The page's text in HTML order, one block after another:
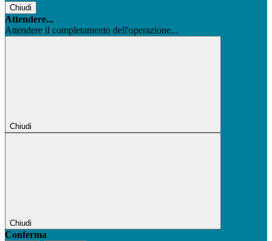
Chiudi
Attendere...
Attendere il completamento dell'operazione...
Chiudi
Chiudi
Conferma